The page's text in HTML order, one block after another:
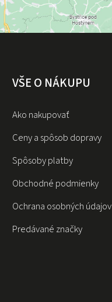
VŠE O NÁKUPU
Ako nakupovať
Ceny a spôsob dopravy
Spôsoby platby
Obchodné podmienky
Ochrana osobných údajov
Predávané značky